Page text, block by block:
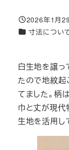
投稿日
2026年1月
カテゴリー
寸法につい
白生地を譲っ
たので地紋起
てました。柄
巾と丈が現代
生地を活用し